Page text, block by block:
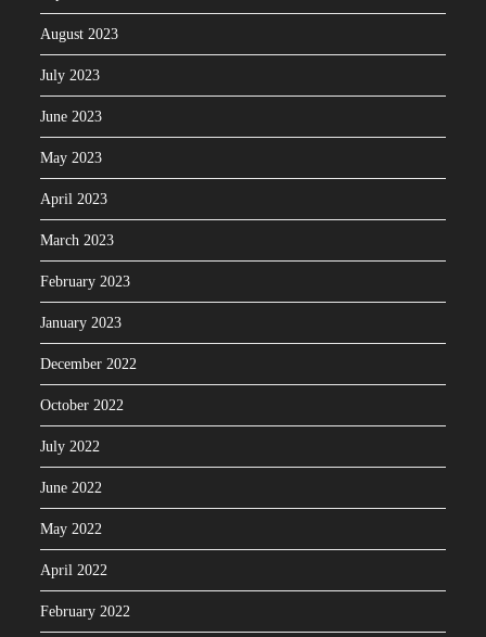
August 2023
July 2023
June 2023
May 2023
April 2023
March 2023
February 2023
January 2023
December 2022
October 2022
July 2022
June 2022
May 2022
April 2022
February 2022